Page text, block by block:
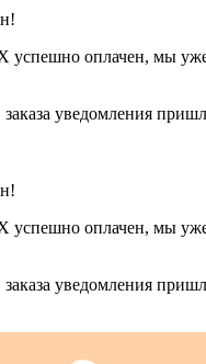
оплачен, мы
заказа уведомления
оплачен, мы
заказа уведомления